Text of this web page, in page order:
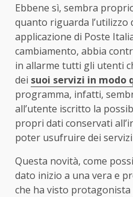
Ebbene sì, sembra
quanto riguarda l’utilizzo
applicazione di Poste
cambiamento, abbia
in allarme tutti gli utenti
dei suoi servizi in
programma, infatti,
all’utente iscritto la
propri dati conservati
poter usufruire dei
Questa novità, come
dato inizio a una vera e
che ha visto protagonista